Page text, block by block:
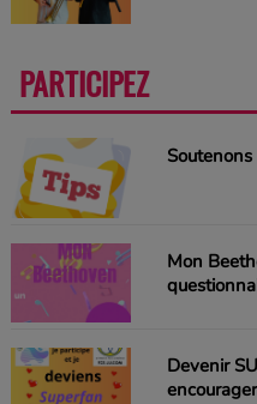
PARTICIPEZ
Soutenons
Mon
Devenir